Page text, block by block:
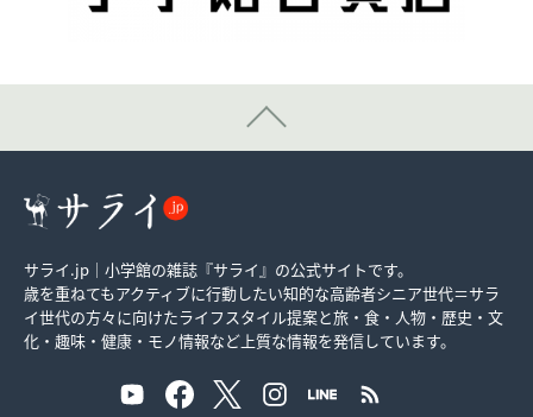
サライ.jp｜小学館の雑誌『サライ』の公式サイトです。
歳を重ねてもアクティブに行動したい知的な高齢者シニア世代＝サラ
イ世代の方々に向けたライフスタイル提案と旅・食・人物・歴史・文
化・趣味・健康・モノ情報など上質な情報を発信しています。